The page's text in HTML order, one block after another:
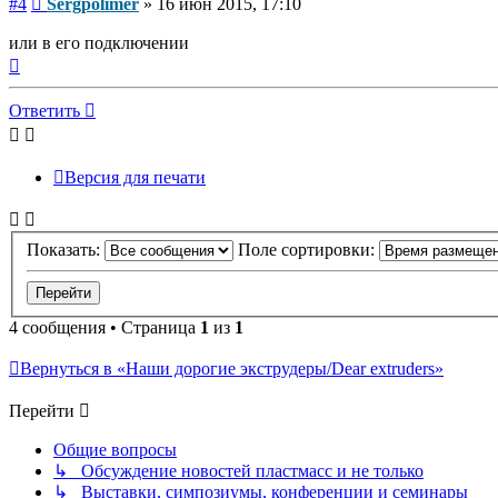
#4 Sergpolimer » 16 июн 2015, 17:10
или в его подключении
началу
Ответить
Версия для печати
Показать: Поле сортировки:
4 сообщения • Страница 1 из 1
Вернуться в «Наши дорогие экструдеры/Dear extruders»
Перейти
Общие вопросы
↳ Обсуждение новостей пластмасс и не только
↳ Выставки, симпозиумы, конференции и семинары